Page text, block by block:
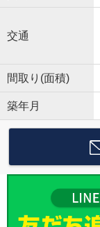
交通
間取り(面積)
築年月